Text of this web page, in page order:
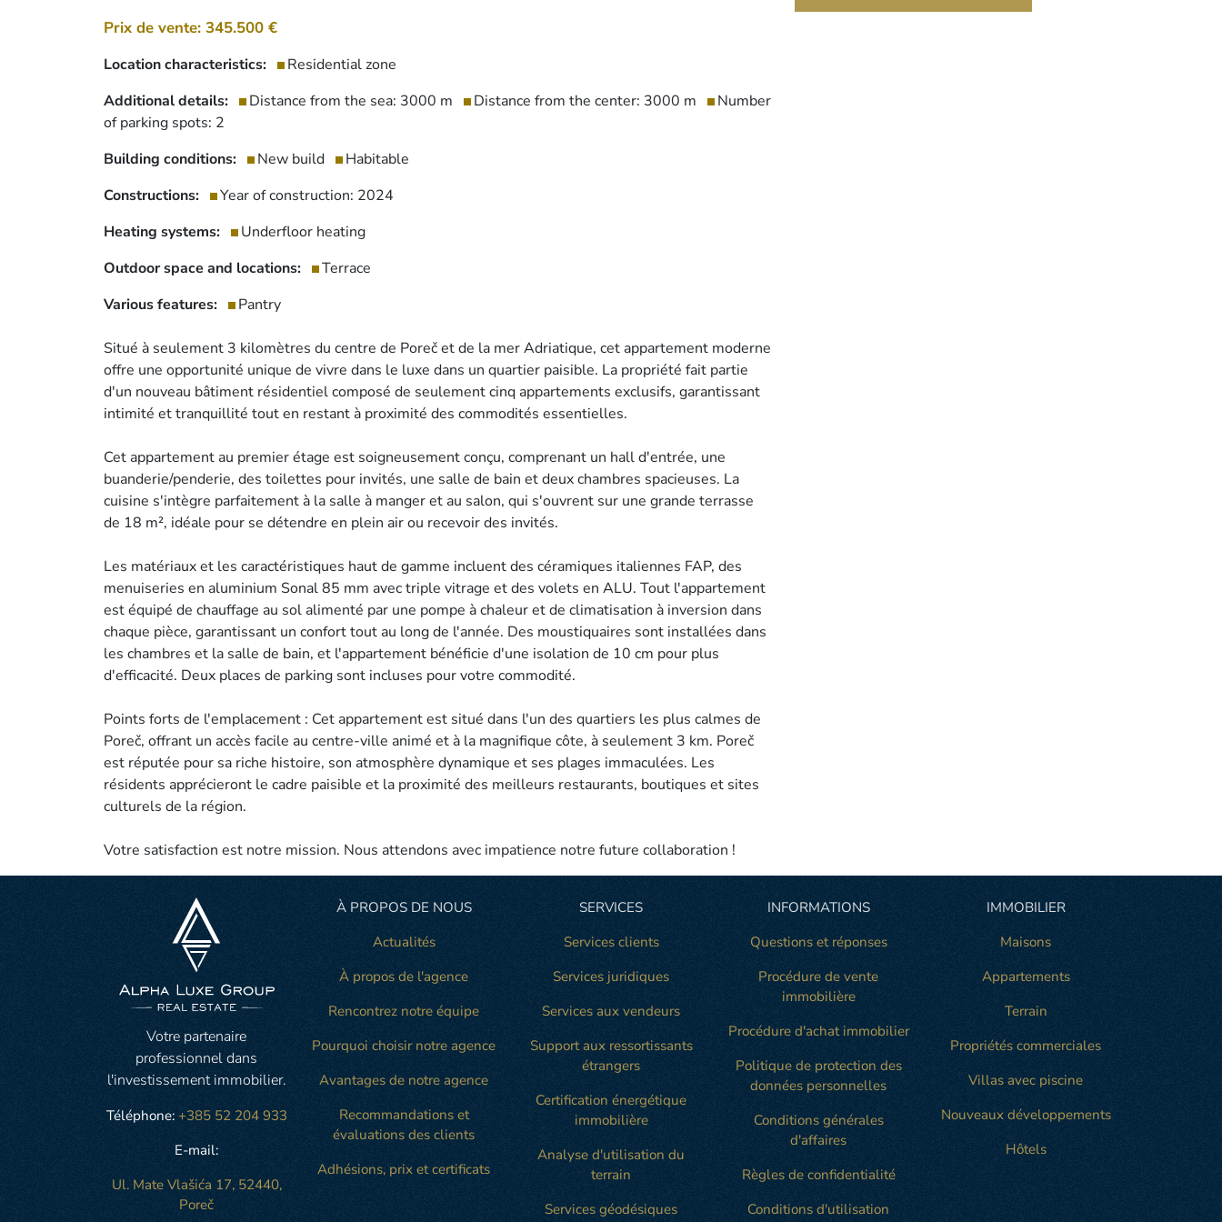
Prix de vente: 345.500 €
Location characteristics:
Residential zone
Additional details:
Distance from the sea: 3000 m Distance from the center: 3000 m
Number
of parking spots: 2
Building conditions:
New build
Habitable
Constructions:
Year of construction: 2024
Heating systems:
Underfloor heating
Outdoor space and locations:
Terrace
Various features:
Pantry
Situé à seulement 3 kilomètres du centre de Poreč et de la mer Adriatique, cet appartement moderne
offre une opportunité unique de vivre dans le luxe dans un quartier paisible. La propriété fait partie
d'un nouveau bâtiment résidentiel composé de seulement cinq appartements exclusifs, garantissant
intimité et tranquillité tout en restant à proximité des commodités essentielles.
Cet appartement au premier étage est soigneusement conçu, comprenant un hall d'entrée, une
buanderie/penderie, des toilettes pour invités, une salle de bain et deux chambres spacieuses. La
cuisine s'intègre parfaitement à la salle à manger et au salon, qui s'ouvrent sur une grande terrasse
de 18 m², idéale pour se détendre en plein air ou recevoir des invités.
Les matériaux et les caractéristiques haut de gamme incluent des céramiques italiennes FAP, des
menuiseries en aluminium Sonal 85 mm avec triple vitrage et des volets en ALU. Tout l'appartement
est équipé de chauffage au sol alimenté par une pompe à chaleur et de climatisation à inversion dans
chaque pièce, garantissant un confort tout au long de l'année. Des moustiquaires sont installées dans
les chambres et la salle de bain, et l'appartement bénéficie d'une isolation de 10 cm pour plus
d'efficacité. Deux places de parking sont incluses pour votre commodité.
Points forts de l'emplacement : Cet appartement est situé dans l'un des quartiers les plus calmes de
Poreč, offrant un accès facile au centre-ville animé et à la magnifique côte, à seulement 3 km. Poreč
est réputée pour sa riche histoire, son atmosphère dynamique et ses plages immaculées. Les
résidents apprécieront le cadre paisible et la proximité des meilleurs restaurants, boutiques et sites
culturels de la région.
Votre satisfaction est notre mission. Nous attendons avec impatience notre future collaboration !
Votre partenaire
professionnel dans
l'investissement immobilier.
Téléphone: +385 52 204 933
E-mail:
Ul. Mate Vlašića 17, 52440,
Poreč
À PROPOS DE NOUS
Actualités
À propos de l'agence
Rencontrez notre équipe
Pourquoi choisir notre agence
Avantages de notre agence
Recommandations et
évaluations des clients
Adhésions, prix et certificats
SERVICES
Services clients
Services juridiques
Services aux vendeurs
Support aux ressortissants
étrangers
Certification énergétique
immobilière
Analyse d'utilisation du
terrain
Services géodésiques
INFORMATIONS
Questions et réponses
Procédure de vente
immobilière
Procédure d'achat immobilier
Politique de protection des
données personnelles
Conditions générales
d'affaires
Règles de confidentialité
Conditions d'utilisation
IMMOBILIER
Maisons
Appartements
Terrain
Propriétés commerciales
Villas avec piscine
Nouveaux développements
Hôtels